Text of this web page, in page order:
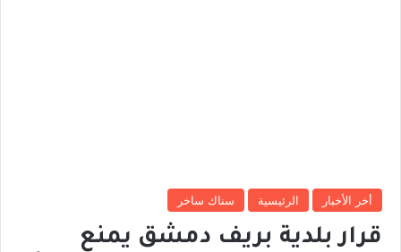
أخر الأخبار الرئيسية سناك ساخر
قرار بلدية بريف دمشق يمنع